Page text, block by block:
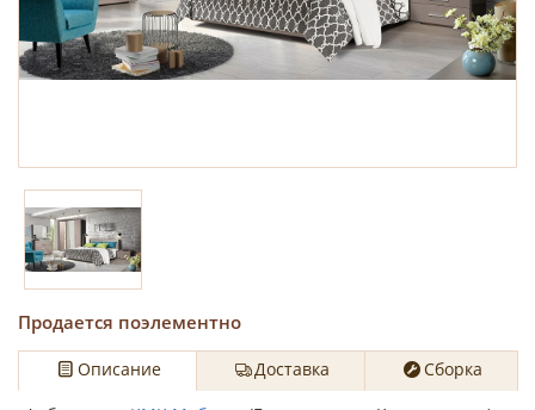
Продается поэлементно
Описание Доставка
Сборка